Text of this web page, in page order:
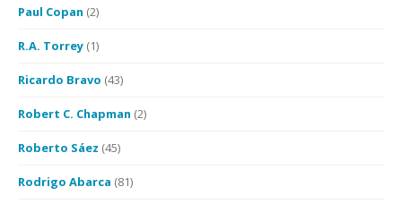
Paul Copan (2)
R.A. Torrey (1)
Ricardo Bravo (43)
Robert C. Chapman (2)
Roberto Sáez (45)
Rodrigo Abarca (81)